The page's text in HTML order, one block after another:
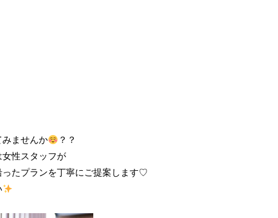
みませんか
？？
性スタッフが
ったプランを丁寧にご提案します♡